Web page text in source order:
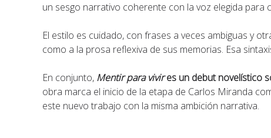
un sesgo narrativo coherente con la voz elegida para
El estilo es cuidado, con frases a veces ambiguas y
como a la prosa reflexiva de sus memorias. Esa
En conjunto, Mentir para vivires un debut novelístico
obra marca el inicio de la etapa de Carlos Miranda
este nuevo trabajo con la misma ambición narrativa.